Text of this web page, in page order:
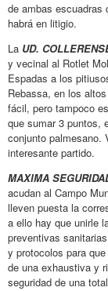
de ambas escuadras
habrá en litigio.
La UD.
y vecinal al Rotlet
Espadas a los
Rebassa, en los
fácil, pero tampoco
que sumar 3 puntos,
conjunto palmesano.
interesante partido.
MAXIMA
acudan al Campo
lleven puesta la
a ello hay que unirle
preventivas
y protocolos para
de una exhaustiva y
seguridad de una